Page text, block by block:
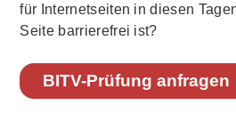
für Internetseiten in diesen
Seite barrierefrei ist?
BITV-Prüfung anfragen